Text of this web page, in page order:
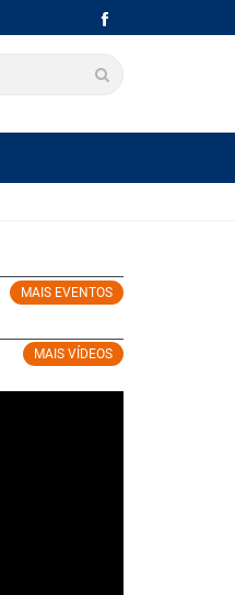
MAIS EVENTOS
MAIS VÍDEOS